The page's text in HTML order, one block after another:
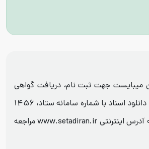
میبایست جهت ثبت نام، دریافت گواهی
امضای الکترونیکی و دانلود اسناد با شماره سامانه ستاد، 1456
تماس حاصل و یا به آدرس اینترنتی www.setadiran.ir مراجعه